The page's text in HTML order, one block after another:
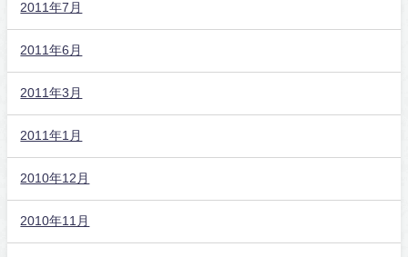
2011年7月
2011年6月
2011年3月
2011年1月
2010年12月
2010年11月